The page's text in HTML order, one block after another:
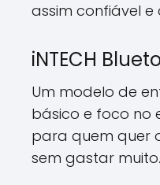
assim confiável e
iNTECH
Um modelo de
básico e foco no
para quem quer
sem gastar muito.